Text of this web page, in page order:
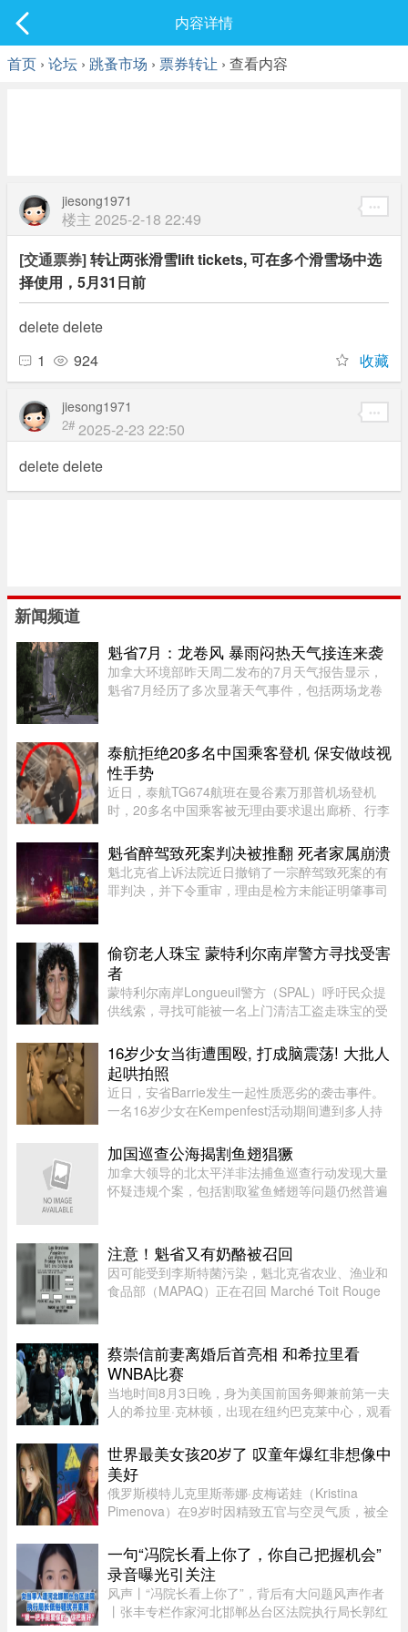
最新发表
内容详情
首页 › 论坛 › 跳蚤市场 › 票券转让 › 查看内容
jiesong1971
楼主 2025-2-18 22:49
[交通票券]转让两张滑雪lift tickets, 可在多个滑雪场中选
择使用，5月31日前
delete delete
1
924 收藏
jiesong1971
2# 2025-2-23 22:50
delete delete
新闻频道
魁省7月：龙卷风 暴雨闷热天气接连来袭
加拿大环境部昨天周二发布的7月天气报告显示，
魁省7月经历了多次显著天气事件，包括两场龙卷
别袭击了Laurentides地区的Ha ...
泰航拒绝20多名中国乘客登机 保安做歧视
性手势
近日，泰航TG674航班在曼谷素万那普机场登机
时，20多名中国乘客被无理由要求退出廊桥、行李
常起飞，现场还发生了安保人员做出歧视性“拉眼
角”手势的争议。截至目前， ...
魁省醉驾致死案判决被推翻 死者家属崩溃
魁北克省上诉法院近日撤销了一宗醉驾致死案的有
罪判决，并下令重审，理由是检方未能证明肇事司
Yannick Potvin驾驶踏板车行驶在Sai ...
偷窃老人珠宝 蒙特利尔南岸警方寻找受害
者
蒙特利尔南岸Longueuil警方（SPAL）呼吁民众提
供线索，寻找可能被一名上门清洁工盗走珠宝的受
手。48岁的Longueuil居民Mélanie Tanguay上周
四出庭，被控涉及Saint-Brun ...
16岁少女当街遭围殴, 打成脑震荡! 大批人
起哄拍照
近日，安省Barrie发生一起性质恶劣的袭击事件。
一名16岁少女在Kempenfest活动期间遭到多人持
批年轻人围观、起哄和拍摄，却迟迟没有人上前制
止。据CTV新闻报道，事件发 ...
加国巡查公海揭割鱼翅猖獗
加拿大领导的北太平洋非法捕鱼巡查行动发现大量
怀疑违规个案，包括割取鲨鱼鳍翅等问题仍然普遍
可能违规个案；去年则在检 ...
注意！魁省又有奶酪被召回
因可能受到李斯特菌污染，魁北克省农业、渔业和
食品部（MAPAQ）正在召回 Marché Toit Rouge
年 7 月 6 日至 16 ...
蔡崇信前妻离婚后首亮相 和希拉里看
WNBA比赛
当地时间8月3日晚，身为美国前国务卿兼前第一夫
人的希拉里·克林顿，出现在纽约巴克莱中心，观看
队。主场作战的纽约自由队最终以 95-83 获胜，位
列总积分榜第七位，而风暴 ...
世界最美女孩20岁了 叹童年爆红非想像中
美好
俄罗斯模特儿克里斯蒂娜·皮梅诺娃（Kristina
Pimenova）在9岁时因精致五官与空灵气质，被全
时尚圈。然而，爆红背后却伴随争议，她多次因拍
摄风格被质疑将未成年孩童 ...
一句“冯院长看上你了，你自己把握机会”
录音曝光引关注
风声丨“冯院长看上你了”，背后有大问题风声作者
丨张丰专栏作家河北邯郸丛台区法院执行局长郭红